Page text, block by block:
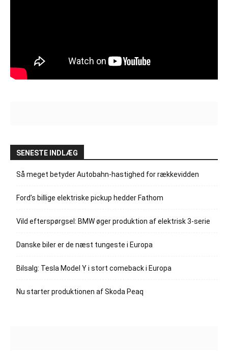
SENESTE INDLÆG
Så meget betyder Autobahn-hastighed for rækkevidden
Ford’s billige elektriske pickup hedder Fathom
Vild efterspørgsel: BMW øger produktion af elektrisk 3-serie
Danske biler er de næst tungeste i Europa
Bilsalg: Tesla Model Y i stort comeback i Europa
Nu starter produktionen af Skoda Peaq